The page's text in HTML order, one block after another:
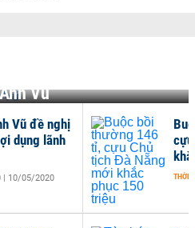
Vũ
Vũ đề nghị
dụng lãnh
| 10/05/2020 THỜI